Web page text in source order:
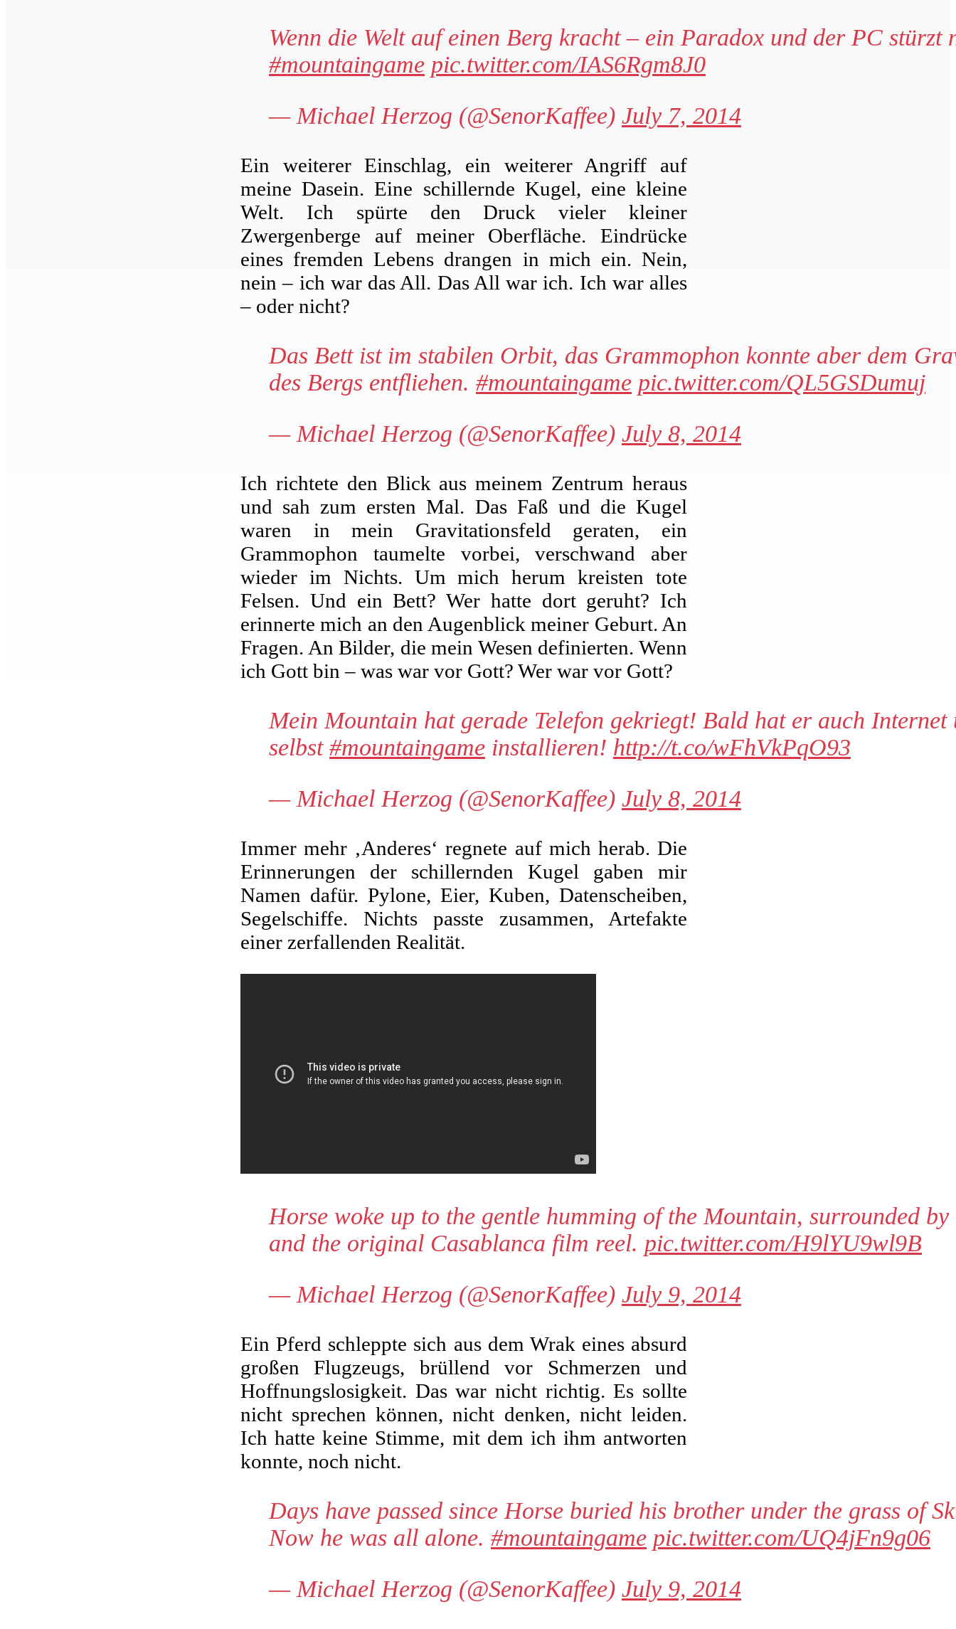
Wenn die Welt auf einen Berg kracht – ein Paradox und der PC stürzt
#mountaingame pic.twitter.com/IAS6Rgm8J0
— Michael Herzog (@SenorKaffee) July 7, 2014
Ein weiterer Einschlag, ein weiterer Angriff auf
meine Dasein. Eine schillernde Kugel, eine kleine
Welt. Ich spürte den Druck vieler kleiner
Zwergenberge auf meiner Oberfläche. Eindrücke
eines fremden Lebens drangen in mich ein. Nein,
nein – ich war das All. Das All war ich. Ich war alles
– oder nicht?
Das Bett ist im stabilen Orbit, das Grammophon konnte aber dem
des Bergs entfliehen. #mountaingame pic.twitter.com/QL5GSDumuj
— Michael Herzog (@SenorKaffee) July 8, 2014
Ich richtete den Blick aus meinem Zentrum heraus
und sah zum ersten Mal. Das Faß und die Kugel
waren in mein Gravitationsfeld geraten, ein
Grammophon taumelte vorbei, verschwand aber
wieder im Nichts. Um mich herum kreisten tote
Felsen. Und ein Bett? Wer hatte dort geruht? Ich
erinnerte mich an den Augenblick meiner Geburt. An
Fragen. An Bilder, die mein Wesen definierten. Wenn
ich Gott bin – was war vor Gott? Wer war vor Gott?
Mein Mountain hat gerade Telefon gekriegt! Bald hat er auch Internet
selbst #mountaingame installieren! http://t.co/wFhVkPqO93
— Michael Herzog (@SenorKaffee) July 8, 2014
Immer mehr ‚Anderes‘ regnete auf mich herab. Die
Erinnerungen der schillernden Kugel gaben mir
Namen dafür. Pylone, Eier, Kuben, Datenscheiben,
Segelschiffe. Nichts passte zusammen, Artefakte
einer zerfallenden Realität.
Horse woke up to the gentle humming of the Mountain, surrounded by
and the original Casablanca film reel. pic.twitter.com/H9lYU9wl9B
— Michael Herzog (@SenorKaffee) July 9, 2014
Ein Pferd schleppte sich aus dem Wrak eines absurd
großen Flugzeugs, brüllend vor Schmerzen und
Hoffnungslosigkeit. Das war nicht richtig. Es sollte
nicht sprechen können, nicht denken, nicht leiden.
Ich hatte keine Stimme, mit dem ich ihm antworten
konnte, noch nicht.
Days have passed since Horse buried his brother under the grass of
Now he was all alone. #mountaingame pic.twitter.com/UQ4jFn9g06
— Michael Herzog (@SenorKaffee) July 9, 2014